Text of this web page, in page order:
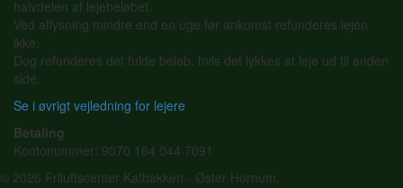
halvdelen af lejebeløbet.
Ved aflysning mindre end en uge før ankomst refunderes lejen
ikke.
Dog refunderes det fulde beløb, hvis det lykkes at leje ud til anden
side.
Se i øvrigt vejledning for lejere
Betaling
Kontonummer: 9070 164 044 7091
© 2026 Friluftscenter Katbakken - Øster Hornum.